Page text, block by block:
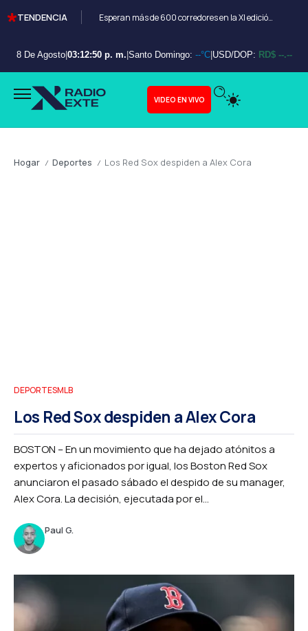
TENDENCIA Esperan más de 600 corredores en la XI edición del Bayahibe 10K
8 De Agosto| 03:12:51 p. m. Santo Domingo: --°C| USD/DOP: RD$ --.--
VIDEO EN VIVO
Hogar / Deportes / Los Red Sox despiden a Alex Cora
DEPORTESMLB
Los Red Sox despiden a Alex Cora
BOSTON – En un movimiento que ha dejado atónitos a
expertos y aficionados por igual, los Boston Red Sox
anunciaron el pasado sábado el despido de su manager,
Alex Cora. La decisión, ejecutada por el...
Paul G.